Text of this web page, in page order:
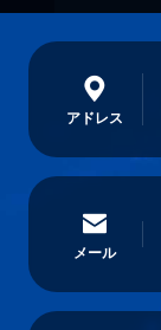
アドレス
メール